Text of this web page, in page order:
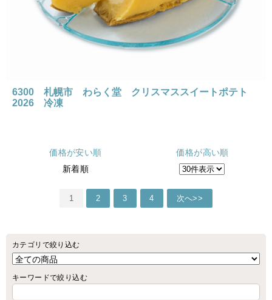
6300 札幌市 わらく堂 クリスマススイートポテト
2026 冷凍
価格が安い順
価格が高い順
新着順
1 2 3 4 次へ>>
カテゴリで絞り込む
キーワードで絞り込む